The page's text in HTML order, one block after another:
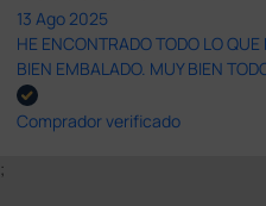
13 Ago 2025
HE ENCONTRADO TODO LO
BIEN EMBALADO. MUY BIEN
Comprador verificado
;